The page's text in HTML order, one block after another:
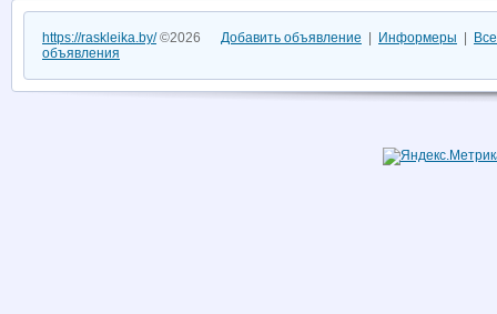
https://raskleika.by/©2026 Добавить объявление Информеры
объявления